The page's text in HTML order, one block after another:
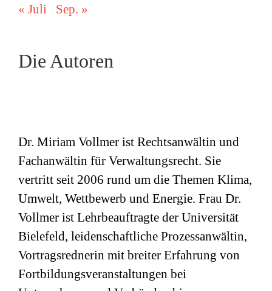
« Juli
Sep. »
Die Autoren
Dr. Miriam Vollmer ist Rechtsanwältin und
Fachanwältin für Verwaltungsrecht. Sie
vertritt seit 2006 rund um die Themen Klima,
Umwelt, Wettbewerb und Energie. Frau Dr.
Vollmer ist Lehrbeauftragte der Universität
Bielefeld, leidenschaftliche Prozessanwältin,
Vortragsrednerin mit breiter Erfahrung von
Fortbildungsveranstaltungen bei